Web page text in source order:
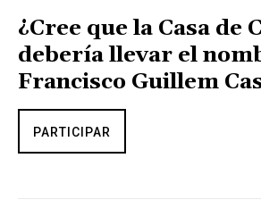
¿Cree que la Casa de
debería llevar el
Francisco Guillem
PARTICIPAR